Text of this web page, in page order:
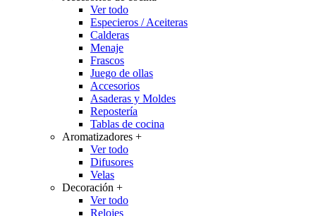
Ver todo
Especieros / Aceiteras
Calderas
Menaje
Frascos
Juego de ollas
Accesorios
Asaderas y Moldes
Repostería
Tablas de cocina
Aromatizadores +
Ver todo
Difusores
Velas
Decoración +
Ver todo
Relojes